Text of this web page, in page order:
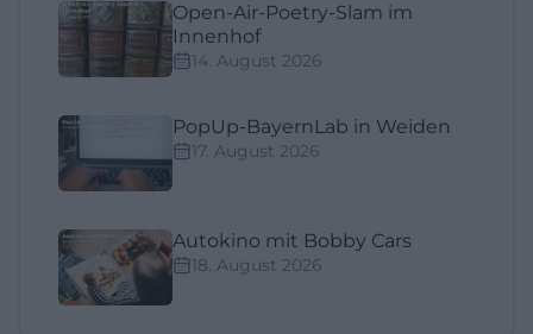
Open-Air-Poetry-Slam im
Innenhof
14. August 2026
PopUp-BayernLab in Weiden
17. August 2026
Autokino mit Bobby Cars
18. August 2026